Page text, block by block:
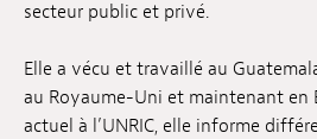
Archives
Publications
secteur public et privé.
Elle a vécu et travaillé au
au Royaume-Uni et maintenant en
actuel à l’UNRIC, elle informe